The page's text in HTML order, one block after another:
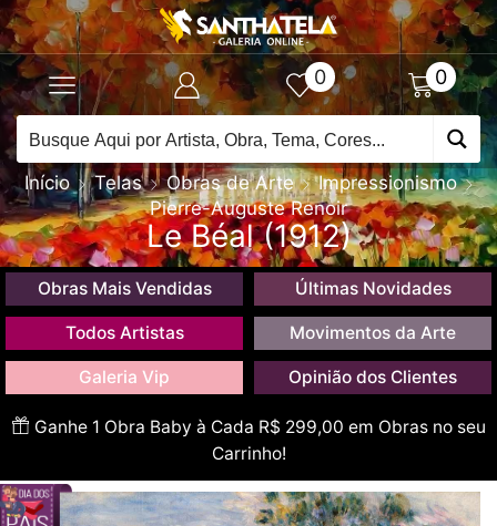
0 0
Início Telas Obras de Arte
Impressionismo
Pierre-Auguste Renoir
Le Béal (1912)
Obras Mais Vendidas Últimas Novidades
Todos Artistas Movimentos da Arte
Galeria Vip Opinião dos Clientes
Ganhe 1 Obra Baby à Cada R$ 299,00 em Obras no seu
Carrinho!